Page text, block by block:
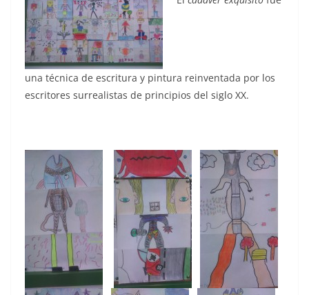
una técnica de escritura y pintura reinventada por los
escritores surrealistas de principios del siglo XX.